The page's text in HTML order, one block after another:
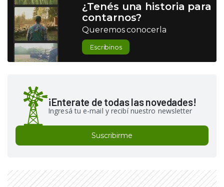
¿Tenés una historia para
contarnos?
Queremos conocerla
Escribinos
¡Enterate de todas las novedades!
Ingresá tu e-mail y recibí nuestro newsletter
Suscribirme